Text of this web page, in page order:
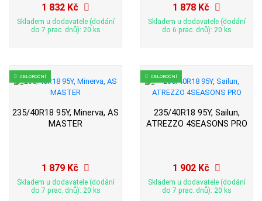
1 832 Kč
Skladem u dodavatele (dodání
do 7 prac. dnů): 20 ks
1 878 Kč
Skladem u dodavatele (dodání
do 6 prac. dnů): 20 ks
CELOROČNÍ
235/40R18 95Y, Minerva, AS
MASTER
1 879 Kč
Skladem u dodavatele (dodání
do 7 prac. dnů): 20 ks
CELOROČNÍ
235/40R18 95Y, Sailun,
ATREZZO 4SEASONS PRO
1 902 Kč
Skladem u dodavatele (dodání
do 7 prac. dnů): 20 ks